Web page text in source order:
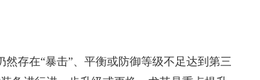
存在“暴击”、平衡或防御等级不足达到第三